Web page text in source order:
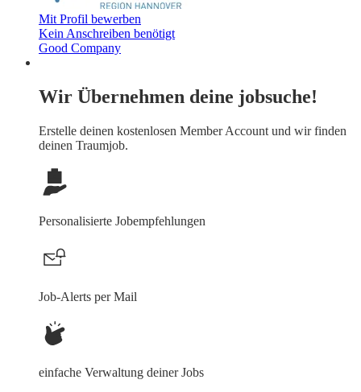
Mit Profil bewerben
Kein Anschreiben benötigt
Good Company
Wir Übernehmen deine jobsuche!
Erstelle deinen kostenlosen Member Account und wir finden
deinen Traumjob.
Personalisierte Jobempfehlungen
Job-Alerts per Mail
einfache Verwaltung deiner Jobs